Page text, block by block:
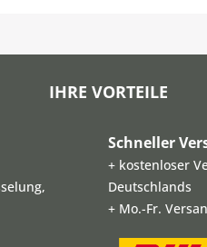
IHRE VORTEILE
Schneller
+ kostenloser
Deutschlands
+ Mo.-Fr.